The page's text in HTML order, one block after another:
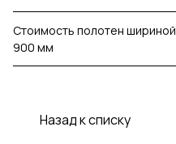
Стоимость полотен шириной
900 мм
Назад к списку